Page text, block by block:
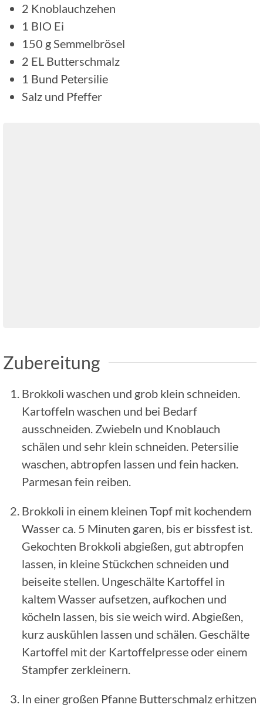
2 Knoblauchzehen
1 BIO Ei
150 g Semmelbrösel
2 EL Butterschmalz
1 Bund Petersilie
Salz und Pfeffer
Zubereitung
Brokkoli waschen und grob klein schneiden.
Kartoffeln waschen und bei Bedarf
ausschneiden. Zwiebeln und Knoblauch
schälen und sehr klein schneiden. Petersilie
waschen, abtropfen lassen und fein hacken.
Parmesan fein reiben.
Brokkoli in einem kleinen Topf mit kochendem
Wasser ca. 5 Minuten garen, bis er bissfest ist.
Gekochten Brokkoli abgießen, gut abtropfen
lassen, in kleine Stückchen schneiden und
beiseite stellen. Ungeschälte Kartoffel in
kaltem Wasser aufsetzen, aufkochen und
köcheln lassen, bis sie weich wird. Abgießen,
kurz auskühlen lassen und schälen. Geschälte
Kartoffel mit der Kartoffelpresse oder einem
Stampfer zerkleinern.
In einer großen Pfanne Butterschmalz erhitzen